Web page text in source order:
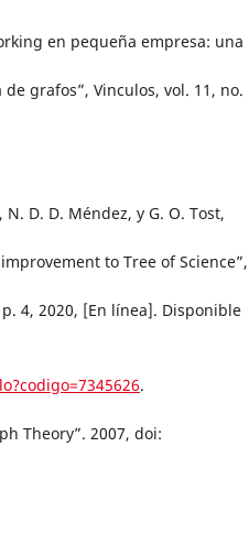
en pequeña empresa: una
grafos”, Vinculos, vol. 11, no.
D. D. Méndez, y G. O. Tost,
to Tree of Science”,
4, 2020, [En línea]. Disponible
.
Theory”. 2007, doi: